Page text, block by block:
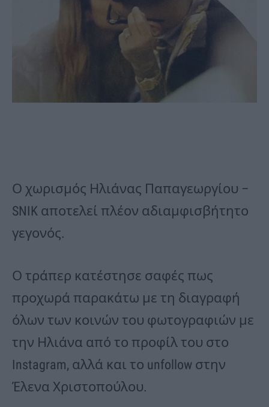
Ο χωρισμός Ηλιάνας Παπαγεωργίου –
SNIK αποτελεί πλέον αδιαμφισβήτητο
γεγονός.
Ο τράπερ κατέστησε σαφές πως
προχωρά παρακάτω με τη διαγραφή
όλων των κοινών του φωτογραφιών με
την Ηλιάνα από το προφίλ του στο
Instagram, αλλά και το unfollow στην
Έλενα Χριστοπούλου.